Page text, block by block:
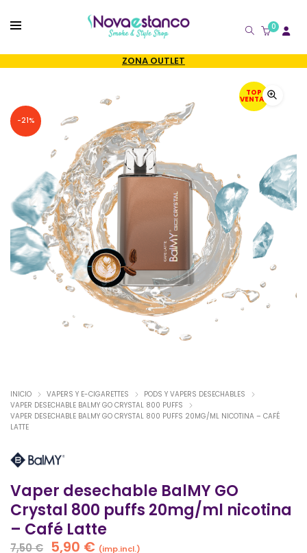
0
ZONA OUTLET
-21%
TOP
VENTAS
INICIO VAPERS Y E-CIGARETTES
PODS Y VAPERS DESECHABLES
VAPER DESECHABLE BALMY GO CRYSTAL 800 PUFFS
VAPER DESECHABLE BALMY GO CRYSTAL 800 PUFFS 20MG/ML NICOTINA – CAFÉ
LATTE
Vaper desechable BalMY GO
Crystal 800 puffs 20mg/ml nicotina
– Café Latte
7,50€ El
5,90 €El(imp.incl.)